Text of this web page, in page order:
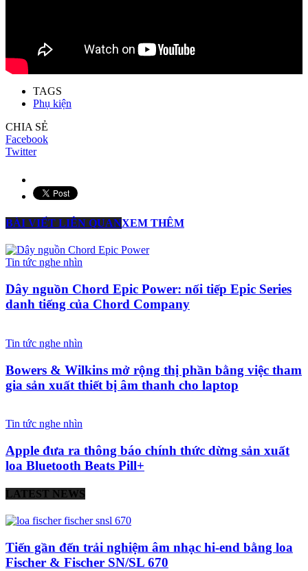
TAGS
Phụ kiện
CHIA SẺ
Facebook
Twitter
BÀI VIẾT LIÊN QUANXEM THÊM
Tin tức nghe nhìn
Dây nguồn Chord Epic Power: nối tiếp Epic Series
danh tiếng của Chord Company
Tin tức nghe nhìn
Bowers & Wilkins mở rộng thị phần bằng việc tham
gia sản xuất thiết bị âm thanh cho laptop
Tin tức nghe nhìn
Apple đưa ra thông báo chính thức dừng sản xuất
loa Bluetooth Beats Pill+
LATEST NEWS
Tiến gần đến trải nghiệm âm nhạc hi-end bằng loa
Fischer & Fischer SN/SL 670